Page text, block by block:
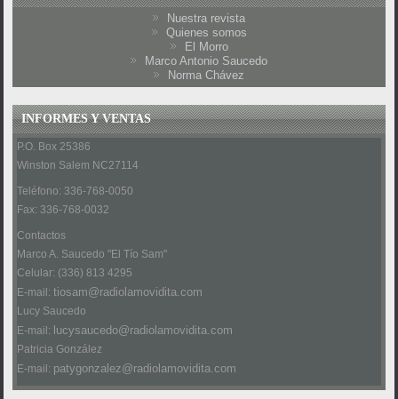
Nuestra revista
Quienes somos
El Morro
Marco Antonio Saucedo
Norma Chávez
INFORMES Y VENTAS
P.O. Box 25386
Winston Salem NC27114
Teléfono: 336-768-0050
Fax: 336-768-0032
Contactos
Marco A. Saucedo "El Tío Sam"
Celular: (336) 813 4295
E-mail: tiosam@radiolamovidita.com
Lucy Saucedo
E-mail: lucysaucedo@radiolamovidita.com
Patricia González
E-mail : patygonzalez@radiolamovidita.com